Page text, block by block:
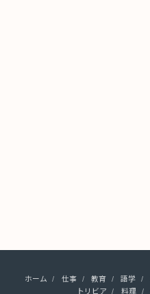
ホーム 仕事 教育 語学
トリビア
料理